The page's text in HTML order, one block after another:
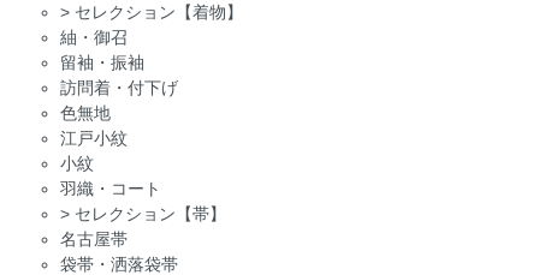
> セレクション【着物】
紬・御召
留袖・振袖
訪問着・付下げ
色無地
江戸小紋
小紋
羽織・コート
> セレクション【帯】
名古屋帯
袋帯・洒落袋帯